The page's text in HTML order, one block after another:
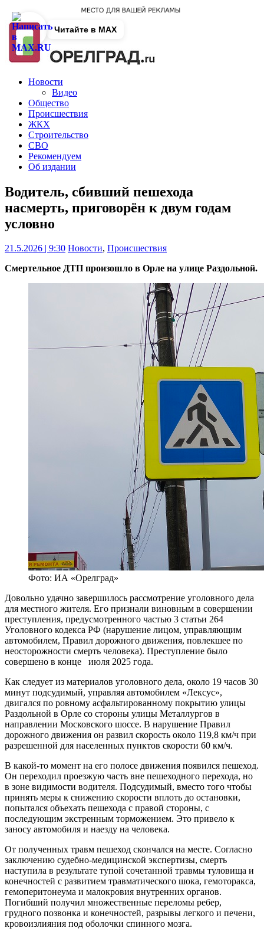
Новости
Видео
Общество
Происшествия
ЖКХ
Строительство
СВО
Рекомендуем
Об издании
Водитель, сбивший пешехода
насмерть, приговорён к двум годам
условно
21.5.2026 | 9:30 Новости, Происшествия
Смертельное ДТП произошло в Орле на улице Раздольной.
Фото: ИА «Орелград»
Довольно удачно завершилось рассмотрение уголовного дела
для местного жителя. Его признали виновным в совершении
преступления, предусмотренного частью 3 статьи 264
Уголовного кодекса РФ (нарушение лицом, управляющим
автомобилем, Правил дорожного движения, повлекшее по
неосторожности смерть человека). Преступление было
совершено в конце июля 2025 года.
Как следует из материалов уголовного дела, около 19 часов 30
минут подсудимый, управляя автомобилем «Лексус»,
двигался по ровному асфальтированному покрытию улицы
Раздольной в Орле со стороны улицы Металлургов в
направлении Московского шоссе. В нарушение Правил
дорожного движения он развил скорость около 119,8 км/ч при
разрешенной для населенных пунктов скорости 60 км/ч.
В какой-то момент на его полосе движения появился пешеход.
Он переходил проезжую часть вне пешеходного перехода, но
в зоне видимости водителя. Подсудимый, вместо того чтобы
принять меры к снижению скорости вплоть до остановки,
попытался объехать пешехода с правой стороны, с
последующим экстренным торможением. Это привело к
заносу автомобиля и наезду на человека.
От полученных травм пешеход скончался на месте. Согласно
заключению судебно-медицинской экспертизы, смерть
наступила в результате тупой сочетанной травмы туловища и
конечностей с развитием травматического шока, гемоторакса,
гемоперитонеума и малокровия внутренних органов.
Погибший получил множественные переломы ребер,
грудного позвонка и конечностей, разрывы легкого и печени,
кровоизлияния под оболочки спинного мозга.
Читайте в MAX